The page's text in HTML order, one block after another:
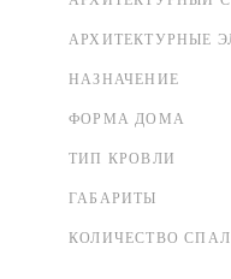
АРХИТЕКТУРНЫЕ
НАЗНАЧЕНИЕ
ФОРМА ДОМА
ТИП КРОВЛИ
ГАБАРИТЫ
КОЛИЧЕСТВО